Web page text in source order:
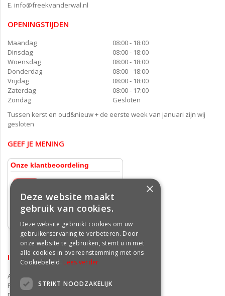
E. info@freekvanderwal.nl
OPENINGSTIJDEN
Maandag
08:00 - 18:00
Dinsdag
08:00 - 18:00
Woensdag
08:00 - 18:00
Donderdag
08:00 - 18:00
Vrijdag
08:00 - 18:00
Zaterdag
08:00 - 17:00
Zondag
Gesloten
Tussen kerst en oud&nieuw + de eerste week van januari zijn wij
gesloten
GEEF JE MENING
INFORMATIE
Algemene voorwaarden
Privacy statement
×
Deze website maakt
gebruik van cookies.
Deze website gebruikt cookies om uw
gebruikerservaring te verbeteren. Door
onze website te gebruiken, stemt u in met
alle cookies in overeenstemming met ons
Cookiebeleid. Lees verder
STRIKT NOODZAKELIJK